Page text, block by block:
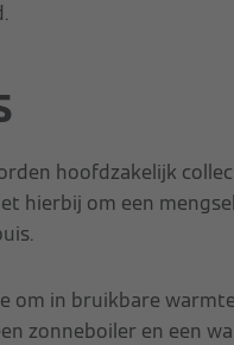
hoofdzakelijk
hierbij om een
om in bruikbare
zonneboiler en een